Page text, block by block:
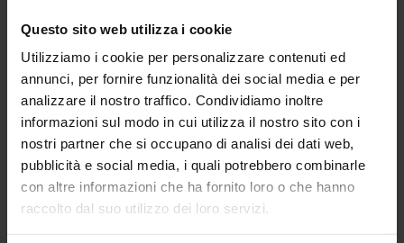
Questo sito web utilizza i cookie
Utilizziamo i cookie per personalizzare contenuti ed
annunci, per fornire funzionalità dei social media e per
analizzare il nostro traffico. Condividiamo inoltre
informazioni sul modo in cui utilizza il nostro sito con i
nostri partner che si occupano di analisi dei dati web,
pubblicità e social media, i quali potrebbero combinarle
con altre informazioni che ha fornito loro o che hanno
raccolto dal suo utilizzo dei loro servizi.
AG TECHNIK SRL
MACCHINE UTENSILI
Padiglione:Pad. 16Stand: D44
Aggiungi ai preferiti
Vai alla scheda